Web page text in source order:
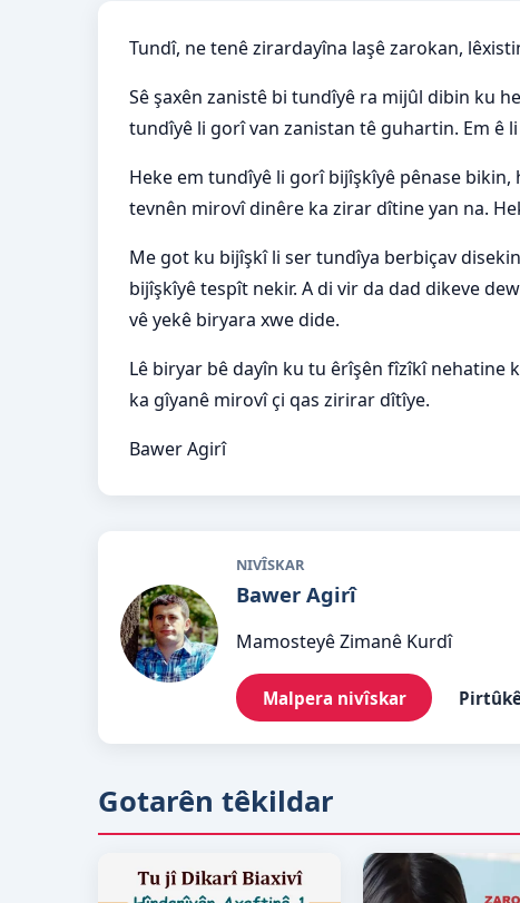
Tundî, ne tenê zirardayîna laşê zarokan,
Sê şaxên zanistê bi tundîyê ra mijûl dibin ku
tundîyê li gorî van zanistan tê guhartin. Em ê
Heke em tundîyê li gorî bijîşkîyê pênase
tevnên mirovî dinêre ka zirar dîtine yan na.
Me got ku bijîşkî li ser tundîya berbiçav
bijîşkîyê tespît nekir. A di vir da dad dikeve
vê yekê biryara xwe dide.
Lê biryar bê dayîn ku tu êrîşên fîzîkî nehatine
ka gîyanê mirovî çi qas zirirar dîtîye.
Bawer Agirî
NIVÎSKAR
Bawer Agirî
Mamosteyê Zimanê Kurdî
Malpera nivîskar
Gotarên têkildar